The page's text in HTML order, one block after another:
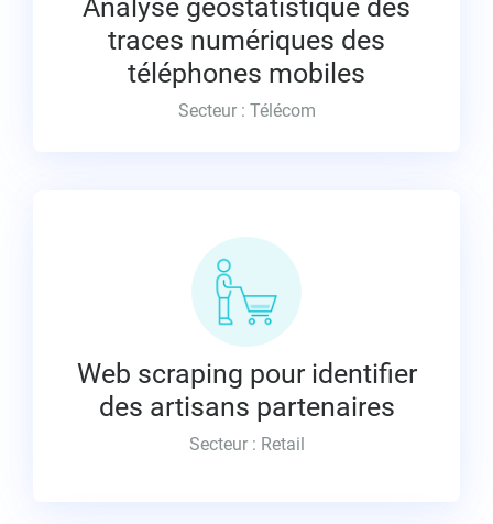
Analyse géostatistique des
traces numériques des
téléphones mobiles
Secteur : Télécom
de l’open data.
Puis Industrialisation des workflows d’extraction
des indicateurs de mobilité
Web scraping pour identifier
des artisans partenaires
Secteur : Retail
Identification de spécialités par reconnaissance
d’image,
textuelle des descriptions